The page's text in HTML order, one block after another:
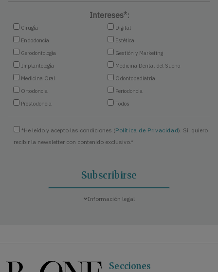
Intereses*:
Cirugía
Digital
Endodoncia
Estética
Gerodontología
Gestión y Marketing
Implantología
Medicina Dental del Sueño
Medicina Oral
Odontopediatría
Ortodoncia
Periodoncia
Prostodoncia
Todos
*He leído y acepto las condiciones (Política de Privacidad). Sí, quiero
recibir la newsletter con contenido exclusivo.*
Información legal
Secciones